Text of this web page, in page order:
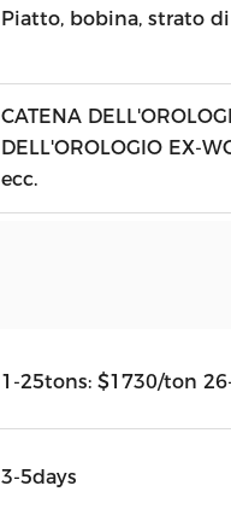
Piatto, bobina, strato
CATENA
DELL'OROLOGIO EX-
ecc.
1-25tons: $1730/ton
3-5days